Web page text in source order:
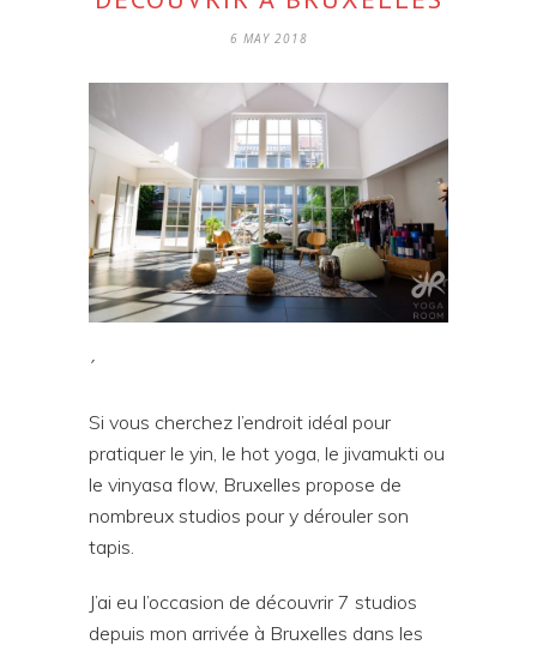
6 MAY 2018
´
Si vous cherchez l’endroit idéal pour
pratiquer le yin, le hot yoga, le jivamukti ou
le vinyasa flow, Bruxelles propose de
nombreux studios pour y dérouler son
tapis.
J’ai eu l’occasion de découvrir 7 studios
depuis mon arrivée à Bruxelles dans les